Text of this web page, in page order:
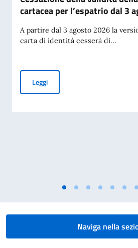
cartacea per l’espatrio dal 3
A partire dal 3 agosto 2026 la
carta di identità cesserà di...
LeggiCessazione della validità
Naviga nella